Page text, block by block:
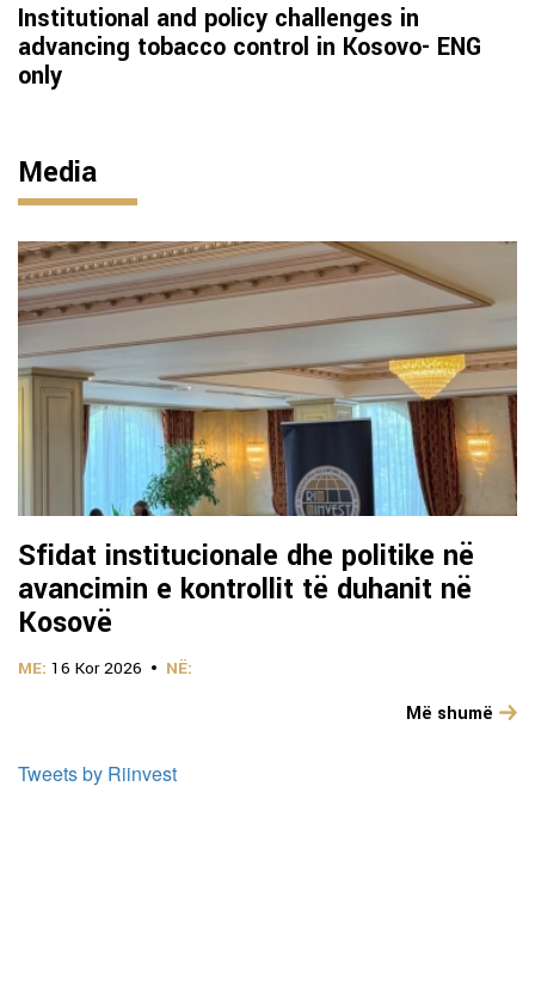
Institutional and policy challenges in
advancing tobacco control in Kosovo- ENG
only
Media
Sfidat institucionale dhe politike në
avancimin e kontrollit të duhanit në
Kosovë
ME: 16 Kor 2026 NË:
Më shumë
Tweets by Riinvest